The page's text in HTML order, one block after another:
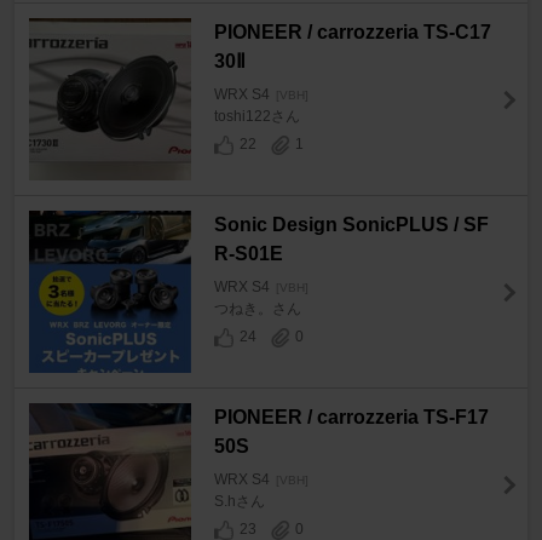
PIONEER / carrozzeria TS-C17
30Ⅱ
WRX S4 [VBH]
toshi122さん
22
1
Sonic Design SonicPLUS / SF
R-S01E
WRX S4 [VBH]
つねき。さん
24
0
PIONEER / carrozzeria TS-F17
50S
WRX S4 [VBH]
S.hさん
23
0